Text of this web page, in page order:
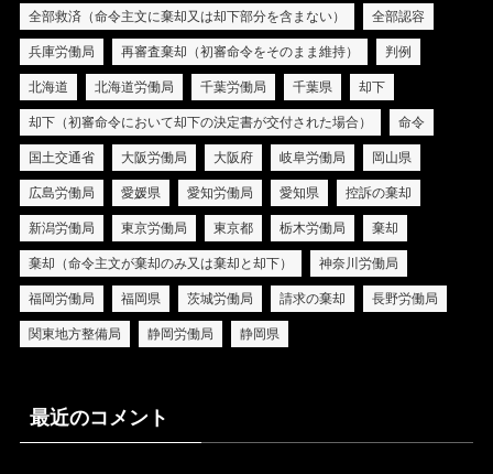
全部救済（命令主文に棄却又は却下部分を含まない） 全部認容
兵庫労働局 再審査棄却（初審命令をそのまま維持） 判例
北海道 北海道労働局 千葉労働局 千葉県 却下
却下（初審命令において却下の決定書が交付された場合） 命令
国土交通省 大阪労働局 大阪府 岐阜労働局 岡山県
広島労働局 愛媛県 愛知労働局 愛知県 控訴の棄却
新潟労働局 東京労働局 東京都 栃木労働局 棄却
棄却（命令主文が棄却のみ又は棄却と却下） 神奈川労働局
福岡労働局 福岡県 茨城労働局 請求の棄却 長野労働局
関東地方整備局 静岡労働局 静岡県
最近のコメント